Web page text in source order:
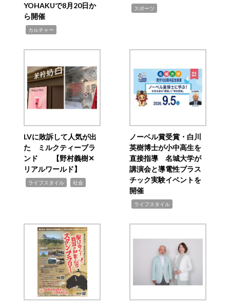
YOHAKUで8月20日か
ら開催
カルチャー
スポーツ
LVに敗訴して人気が出
た ミルクティーブラ
ンド 【野村義樹✕
リアルワールド】
ライフスタイル 社会
ノーベル賞受賞・白川
英樹博士が小中高生を
直接指導 名城大学が
講演会と導電性プラス
チック実験イベントを
開催
ライフスタイル